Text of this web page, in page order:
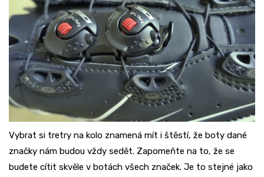
Vybrat si tretry na kolo znamená mít i štěstí, že boty dané
značky nám budou vždy sedět. Zapomeňte na to, že se
budete cítit skvěle v botách všech značek. Je to stejné jako